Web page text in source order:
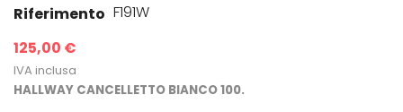
Riferimento F191W
125,00 €
IVA inclusa
HALLWAY CANCELLETTO BIANCO 100.